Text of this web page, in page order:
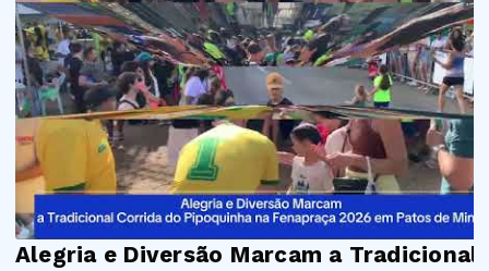
Alegria e Diversão Marcam a Tradicional